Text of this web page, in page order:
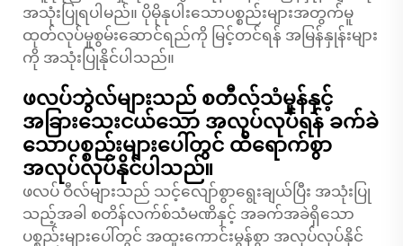
အသုံးပြုရပါမည်။ ပိုမိုနုပါးသောပစ္စည်းများအတွက်မူ
ထုတ်လုပ်မှုစွမ်းဆောင်ရည်ကို မြင့်တင်ရန် အမြန်နှုန်းများ
ကို အသုံးပြုနိုင်ပါသည်။
ဖလပ်ဘွဲလ်များသည် စတီလ်သံမှုန်နှင့်
အခြားသေးငယ်သော အလုပ်လုပ်ရန် ခက်ခဲ
သောပစ္စည်းများပေါ်တွင် ထိရောက်စွာ
အလုပ်လုပ်နိုင်ပါသည်။
ဖလပ် ဝီလ်များသည် သင့်လျော်စွာရွေးချယ်ပြီး အသုံးပြု
သည့်အခါ စတိန်လက်စ်သံမဏိနှင့် အခက်အခဲရှိသော
ပစ္စည်းများပေါ်တွင် အထူးကောင်းမွန်စွာ အလုပ်လုပ်နိုင်